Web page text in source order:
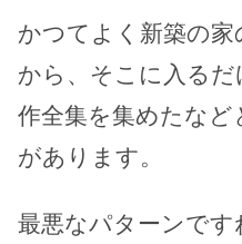
かつてよく新築の家
から、そこに入るだ
作全集を集めたなど
があります。
最悪なパターンです